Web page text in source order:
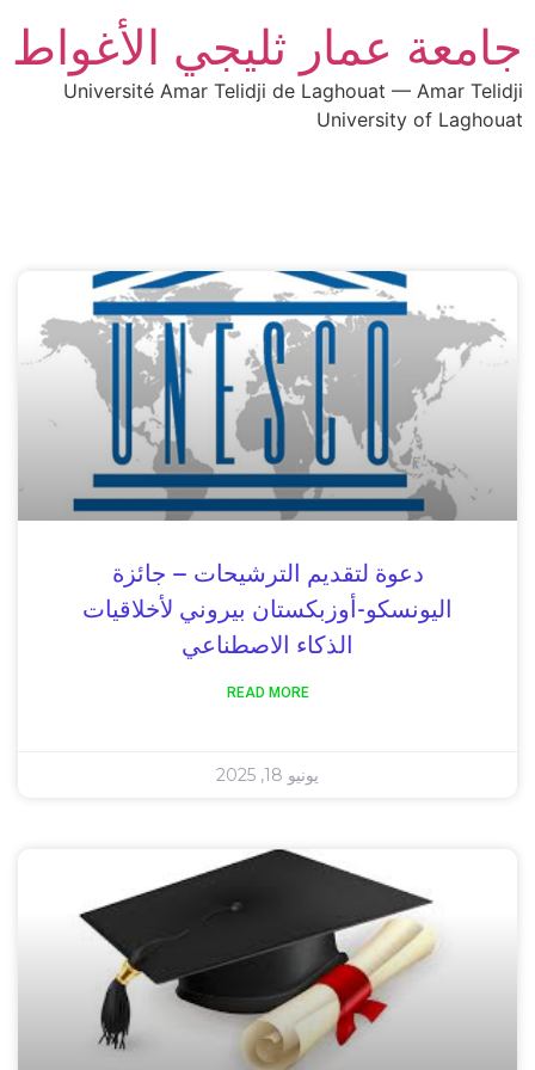
جامعة عمار ثليجي الأغواط
Université Amar Telidji de Laghouat — Amar Telidji
University of Laghouat
دعوة لتقديم الترشيحات – جائزة
اليونسكو-أوزبكستان بيروني لأخلاقيات
الذكاء الاصطناعي
READ MORE
يونيو 18, 2025